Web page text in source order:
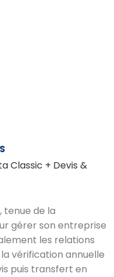
Classic + Devis &
tenue de la
gérer son entreprise
les relations
vérification annuelle
puis transfert en